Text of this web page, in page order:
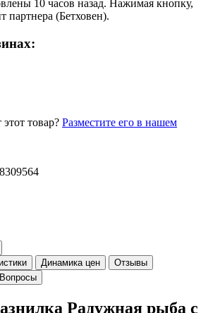
10 часов назад. Нажимая кнопку,
партнера (Бетховен).
товар? Разместите его в нашем
Динамика цен
Отзывы
Вопросы
Радужная рыба с